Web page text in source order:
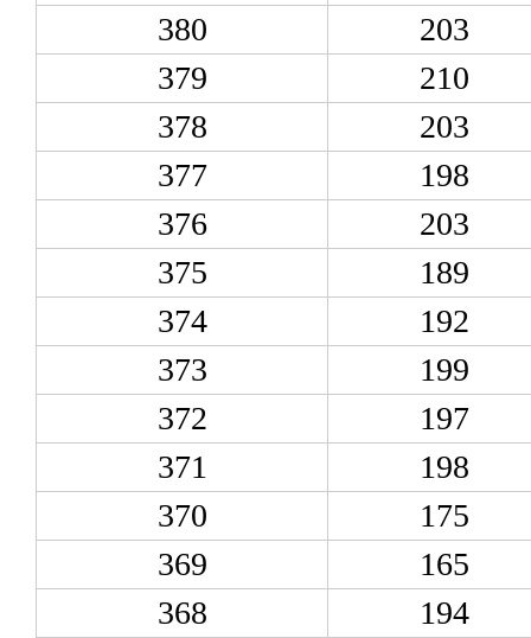
380
203
379
210
378
203
377
198
376
203
375
189
374
192
373
199
372
197
371
198
370
175
369
165
368
194